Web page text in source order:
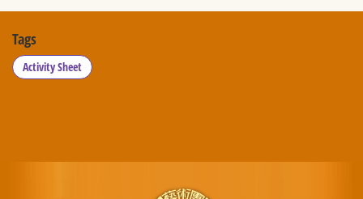
Tags
Activity Sheet